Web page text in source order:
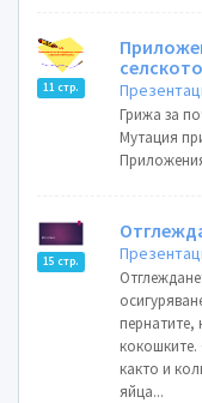
11 стр.
Грижа за
Мутация
15 стр.
кокошките.
както и
яйца...